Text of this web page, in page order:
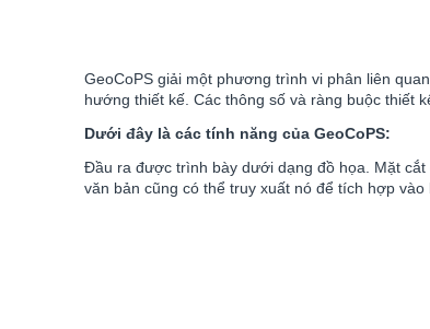
GeoCoPS giải một phương trình vi phân liên
hướng thiết kế. Các thông số và ràng buộc thiết
Dưới đây là các tính năng của GeoCoPS:
Đầu ra được trình bày dưới dạng đồ họa. Mặt
văn bản cũng có thể truy xuất nó để tích hợp